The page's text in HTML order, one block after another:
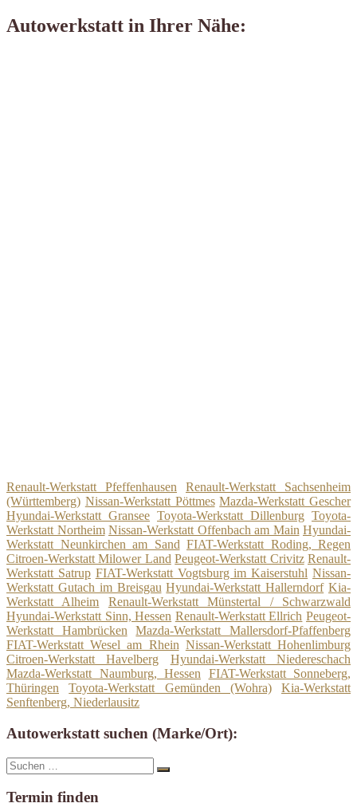
Autowerkstatt in Ihrer Nähe:
Renault-Werkstatt Pfeffenhausen
Renault-Werkstatt Sachsenheim
(Württemberg) Nissan-Werkstatt Pöttmes Mazda-Werkstatt Gescher
Hyundai-Werkstatt Gransee Toyota-Werkstatt Dillenburg Toyota-
Werkstatt Northeim Nissan-Werkstatt Offenbach am Main Hyundai-
Werkstatt Neunkirchen am Sand FIAT-Werkstatt Roding, Regen
Citroen-Werkstatt Milower Land Peugeot-Werkstatt Crivitz Renault-
Werkstatt Satrup FIAT-Werkstatt Vogtsburg im Kaiserstuhl Nissan-
Werkstatt Gutach im Breisgau Hyundai-Werkstatt Hallerndorf Kia-
Werkstatt Alheim
Renault-Werkstatt Münstertal / Schwarzwald
Hyundai-Werkstatt Sinn, Hessen Renault-Werkstatt Ellrich Peugeot-
Werkstatt Hambrücken
Mazda-Werkstatt Mallersdorf-Pfaffenberg
FIAT-Werkstatt Wesel am Rhein Nissan-Werkstatt Hohenlimburg
Citroen-Werkstatt Havelberg
Hyundai-Werkstatt Niedereschach
Mazda-Werkstatt Naumburg, Hessen
FIAT-Werkstatt Sonneberg,
Thüringen
Toyota-Werkstatt Gemünden (Wohra)
Kia-Werkstatt
Senftenberg, Niederlausitz
Autowerkstatt suchen (Marke/Ort):
Suche
nach:
Suchen
Termin finden